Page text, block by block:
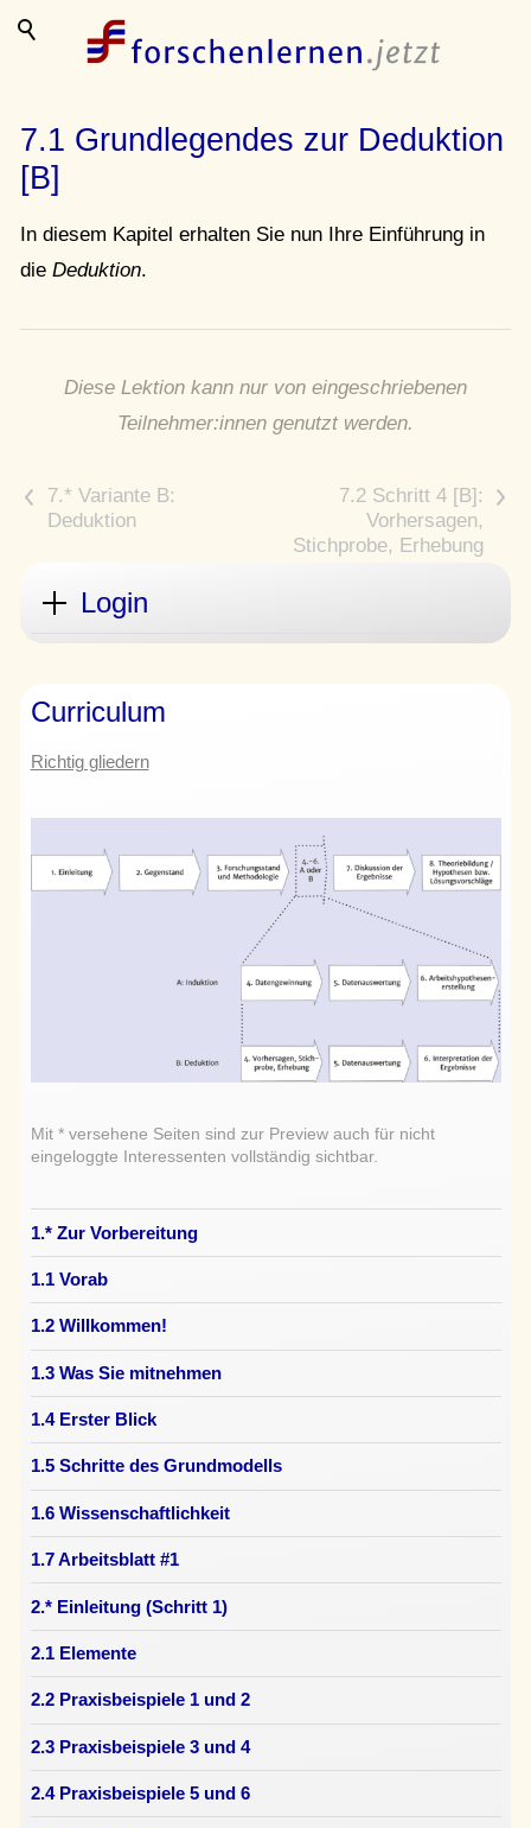
7.1 Grundlegendes zur Deduktion
[B]
In diesem Kapitel erhalten Sie nun Ihre Einführung in
die Deduktion.
Diese Lektion kann nur von eingeschriebenen
Teilnehmer:innen genutzt werden.
< >
Login
Curriculum
Richtig gliedern
Mit * versehene Seiten sind zur Preview auch für nicht
eingeloggte Interessenten vollständig sichtbar.
1.* Zur Vorbereitung
1.1 Vorab
1.2 Willkommen!
1.3 Was Sie mitnehmen
1.4 Erster Blick
1.5 Schritte des Grundmodells
1.6 Wissenschaftlichkeit
1.7 Arbeitsblatt #1
2.* Einleitung (Schritt 1)
2.1 Elemente
2.2 Praxisbeispiele 1 und 2
2.3 Praxisbeispiele 3 und 4
2.4 Praxisbeispiele 5 und 6